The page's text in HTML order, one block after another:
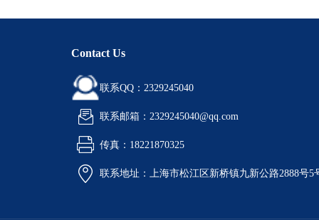
Contact Us
联系QQ：2329245040
联系邮箱：2329245040@qq.com
传真：18221870325
联系地址：上海市松江区新桥镇九新公路2888号5